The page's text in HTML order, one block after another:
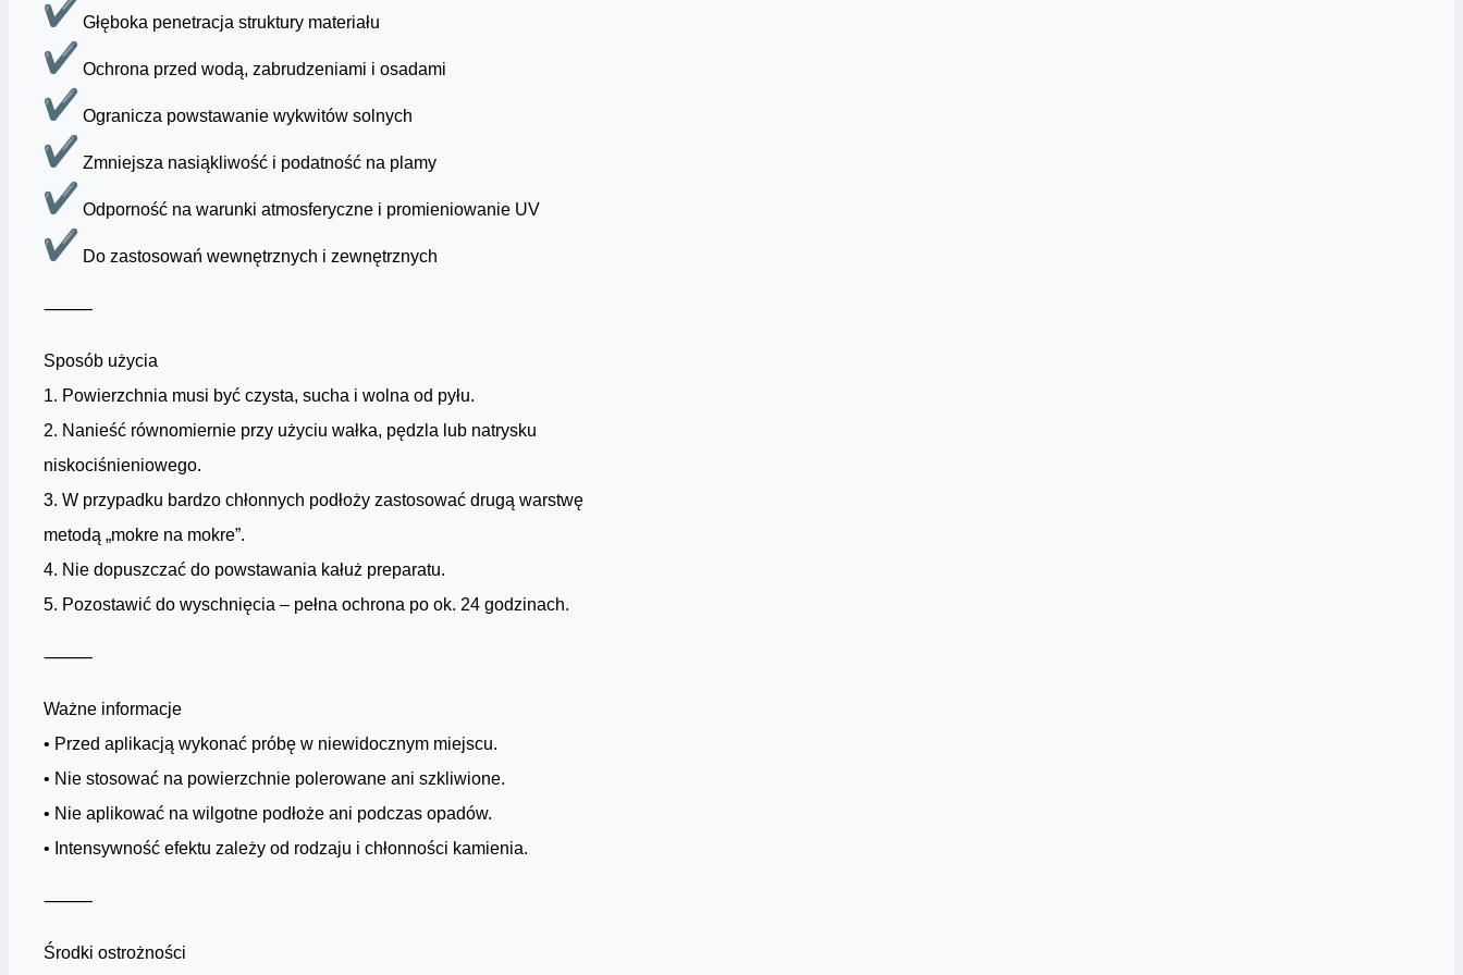
Głęboka penetracja struktury materiału
Ochrona przed wodą, zabrudzeniami i osadami
Ogranicza powstawanie wykwitów solnych
Zmniejsza nasiąkliwość i podatność na plamy
Odporność na warunki atmosferyczne i promieniowanie UV
Do zastosowań wewnętrznych i zewnętrznych
⸻
Sposób użycia
1. Powierzchnia musi być czysta, sucha i wolna od pyłu.
2. Nanieść równomiernie przy użyciu wałka, pędzla lub natrysku
niskociśnieniowego.
3. W przypadku bardzo chłonnych podłoży zastosować drugą warstwę
metodą „mokre na mokre”.
4. Nie dopuszczać do powstawania kałuż preparatu.
5. Pozostawić do wyschnięcia – pełna ochrona po ok. 24 godzinach.
⸻
Ważne informacje
• Przed aplikacją wykonać próbę w niewidocznym miejscu.
• Nie stosować na powierzchnie polerowane ani szkliwione.
• Nie aplikować na wilgotne podłoże ani podczas opadów.
• Intensywność efektu zależy od rodzaju i chłonności kamienia.
⸻
Środki ostrożności